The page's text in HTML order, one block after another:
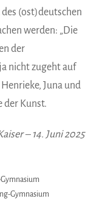
(ost)deutschen
werden: „Die
der
nicht zugeht auf
Juna und
der Kunst.
– 14. Juni 2025
Gymnasium